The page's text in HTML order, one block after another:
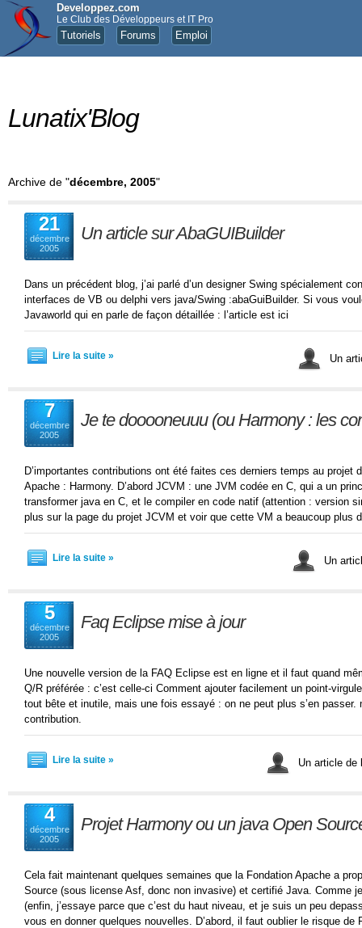
Developpez.com
Le Club des Développeurs et IT Pro
Tutoriels Forums Emploi
Lunatix'Blog
Archive de "décembre, 2005"
21
décembre
2005
Un article sur AbaGUIBuilder
Dans un précédent blog, j’ai parlé d’un designer Swing spécialement
interfaces de VB ou delphi vers java/Swing :abaGuiBuilder. Si vous
Javaworld qui en parle de façon détaillée : l’article est ici
Lire la suite » Un
7
décembre
2005
Je te dooooneuuu (ou Harmony : les
D’importantes contributions ont été faites ces derniers temps au projet
Apache : Harmony. D’abord JCVM : une JVM codée en C, qui a un
transformer java en C, et le compiler en code natif (attention : version
plus sur la page du projet JCVM et voir que cette VM a beaucoup
Lire la suite » Un
5
décembre
2005
Faq Eclipse mise à jour
Une nouvelle version de la FAQ Eclipse est en ligne et il faut quand
Q/R préférée : c’est celle-ci Comment ajouter facilement un point-
tout bête et inutile, mais une fois essayé : on ne peut plus s’en passer.
contribution.
Lire la suite » Un article
4
décembre
2005
Projet Harmony ou un java Open
Cela fait maintenant quelques semaines que la Fondation Apache a
Source (sous license Asf, donc non invasive) et certifié Java. Comme
(enfin, j’essaye parce que c’est du haut niveau, et je suis un peu
vous en donner quelques nouvelles. D’abord, il faut oublier le risque